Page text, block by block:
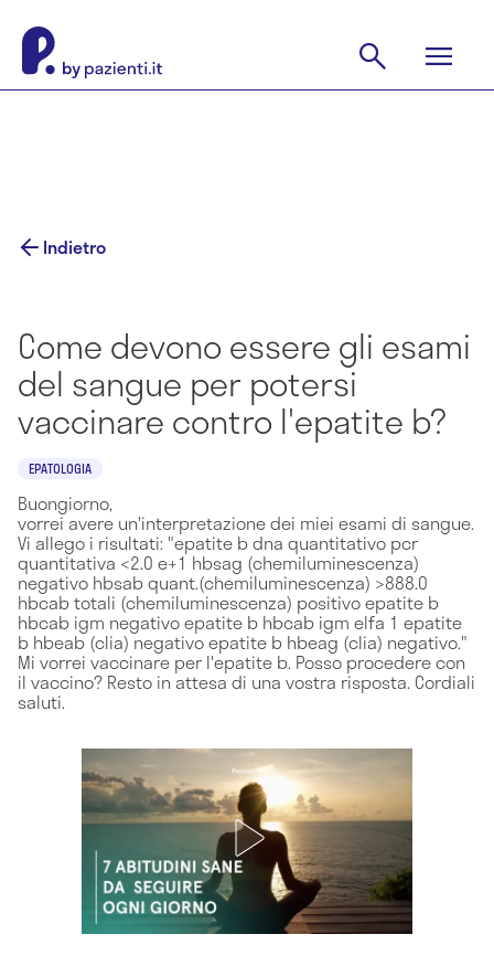
Indietro
Come devono essere gli esami
del sangue per potersi
vaccinare contro l'epatite b?
EPATOLOGIA
Buongiorno,
vorrei avere un'interpretazione dei miei esami di sangue.
Vi allego i risultati: "epatite b dna quantitativo pcr
quantitativa <2.0 e+1 hbsag (chemiluminescenza)
negativo hbsab quant.(chemiluminescenza) >888.0
hbcab totali (chemiluminescenza) positivo epatite b
hbcab igm negativo epatite b hbcab igm elfa 1 epatite
b hbeab (clia) negativo epatite b hbeag (clia) negativo."
Mi vorrei vaccinare per l'epatite b. Posso procedere con
il vaccino? Resto in attesa di una vostra risposta. Cordiali
saluti.